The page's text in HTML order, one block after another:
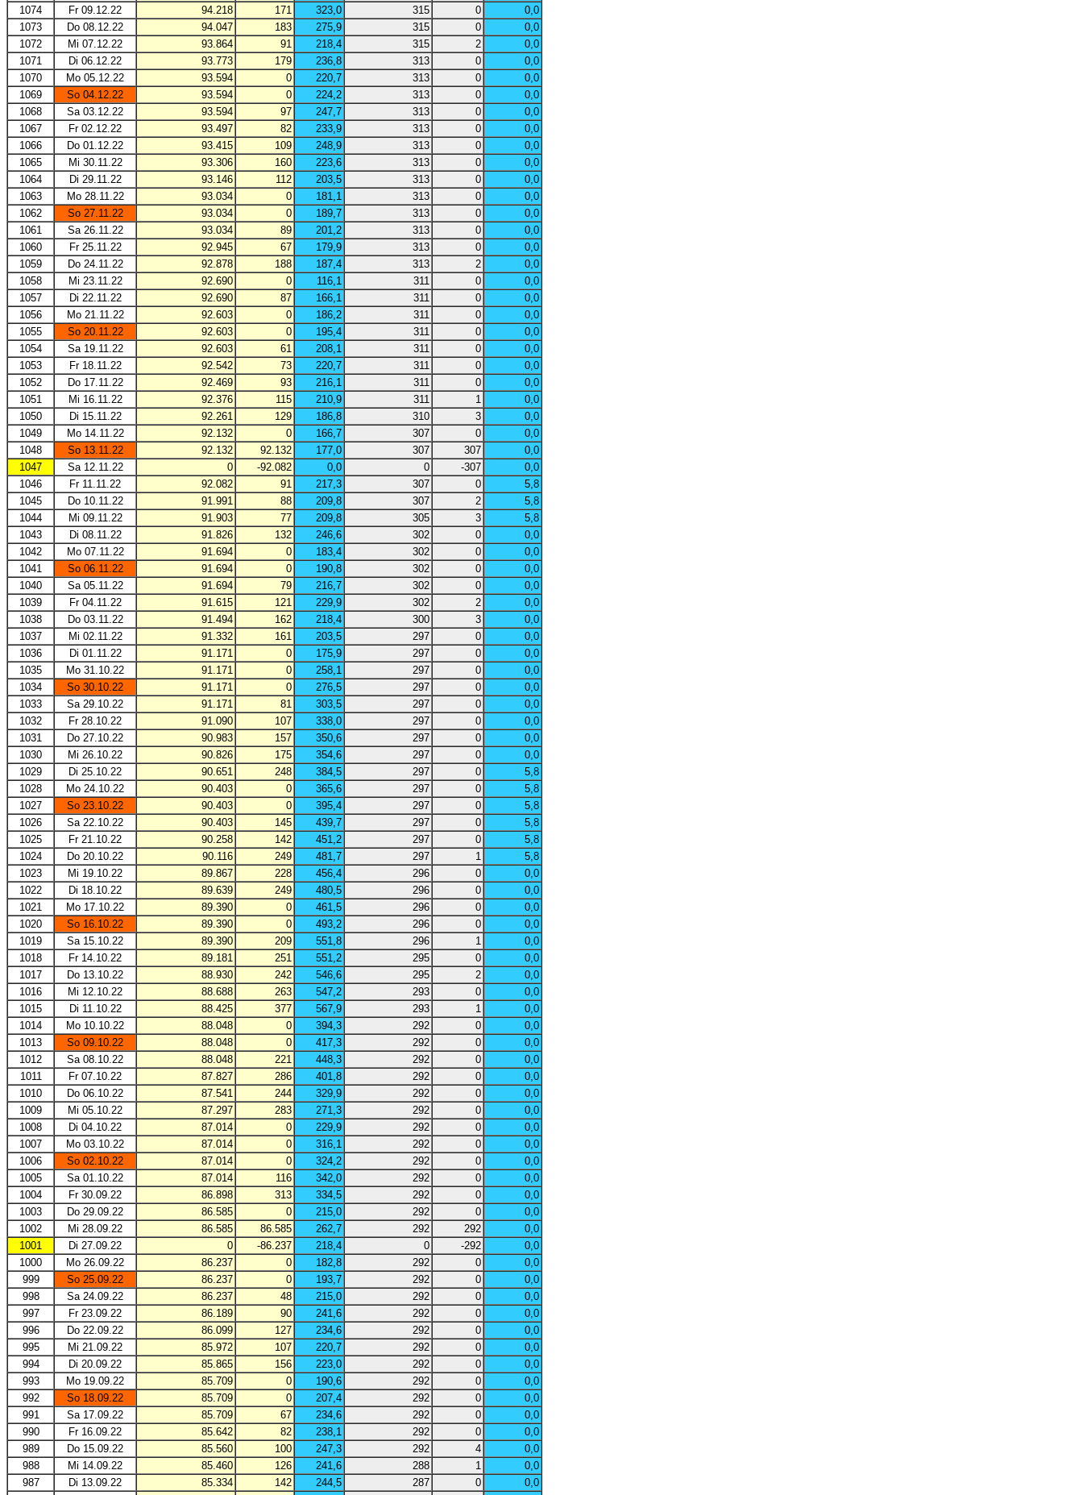
1074
Fr 09.12.22 94.218 171 323,0 315 0
0,0
1073
Do 08.12.22 94.047 183 275,9 315 0
0,0
1072
Mi 07.12.22 93.864 91 218,4 315 2
0,0
1071
Di 06.12.22 93.773 179 236,8 313 0
0,0
1070
Mo 05.12.22 93.594 0 220,7 313 0
0,0
1069
So 04.12.22 93.594 0 224,2 313 0
0,0
1068
Sa 03.12.22 93.594 97 247,7 313 0
0,0
1067
Fr 02.12.22 93.497 82 233,9 313 0
0,0
1066
Do 01.12.22 93.415 109 248,9 313 0
0,0
1065
Mi 30.11.22 93.306 160 223,6 313 0
0,0
1064
Di 29.11.22 93.146 112 203,5 313 0
0,0
1063
Mo 28.11.22 93.034 0 181,1 313 0
0,0
1062
So 27.11.22 93.034 0 189,7 313 0
0,0
1061
Sa 26.11.22 93.034 89 201,2 313 0
0,0
1060
Fr 25.11.22 92.945 67 179,9 313 0
0,0
1059
Do 24.11.22 92.878 188 187,4 313 2
0,0
1058
Mi 23.11.22 92.690 0 116,1 311 0
0,0
1057
Di 22.11.22 92.690 87 166,1 311 0
0,0
1056
Mo 21.11.22 92.603 0 186,2 311 0
0,0
1055
So 20.11.22 92.603 0 195,4 311 0
0,0
1054
Sa 19.11.22 92.603 61 208,1 311 0
0,0
1053
Fr 18.11.22 92.542 73 220,7 311 0
0,0
1052
Do 17.11.22 92.469 93 216,1 311 0
0,0
1051
Mi 16.11.22 92.376 115 210,9 311 1
0,0
1050
Di 15.11.22 92.261 129 186,8 310 3
0,0
1049
Mo 14.11.22 92.132 0 166,7 307 0
0,0
1048
So 13.11.22 92.132 92.132 177,0 307 307
0,0
1047
Sa 12.11.22 0 -92.082 0,0 0 -307
0,0
1046
Fr 11.11.22 92.082 91 217,3 307 0
5,8
1045
Do 10.11.22 91.991 88 209,8 307 2
5,8
1044
Mi 09.11.22 91.903 77 209,8 305 3
5,8
1043
Di 08.11.22 91.826 132 246,6 302 0
0,0
1042
Mo 07.11.22 91.694 0 183,4 302 0
0,0
1041
So 06.11.22 91.694 0 190,8 302 0
0,0
1040
Sa 05.11.22 91.694 79 216,7 302 0
0,0
1039
Fr 04.11.22 91.615 121 229,9 302 2
0,0
1038
Do 03.11.22 91.494 162 218,4 300 3
0,0
1037
Mi 02.11.22 91.332 161 203,5 297 0
0,0
1036
Di 01.11.22 91.171 0 175,9 297 0
0,0
1035
Mo 31.10.22 91.171 0 258,1 297 0
0,0
1034
So 30.10.22 91.171 0 276,5 297 0
0,0
1033
Sa 29.10.22 91.171 81 303,5 297 0
0,0
1032
Fr 28.10.22 91.090 107 338,0 297 0
0,0
1031
Do 27.10.22 90.983 157 350,6 297 0
0,0
1030
Mi 26.10.22 90.826 175 354,6 297 0
0,0
1029
Di 25.10.22 90.651 248 384,5 297 0
5,8
1028
Mo 24.10.22 90.403 0 365,6 297 0
5,8
1027
So 23.10.22 90.403 0 395,4 297 0
5,8
1026
Sa 22.10.22 90.403 145 439,7 297 0
5,8
1025
Fr 21.10.22 90.258 142 451,2 297 0
5,8
1024
Do 20.10.22 90.116 249 481,7 297 1
5,8
1023
Mi 19.10.22 89.867 228 456,4 296 0
0,0
1022
Di 18.10.22 89.639 249 480,5 296 0
0,0
1021
Mo 17.10.22 89.390 0 461,5 296 0
0,0
1020
So 16.10.22 89.390 0 493,2 296 0
0,0
1019
Sa 15.10.22 89.390 209 551,8 296 1
0,0
1018
Fr 14.10.22 89.181 251 551,2 295 0
0,0
1017
Do 13.10.22 88.930 242 546,6 295 2
0,0
1016
Mi 12.10.22 88.688 263 547,2 293 0
0,0
1015
Di 11.10.22 88.425 377 567,9 293 1
0,0
1014
Mo 10.10.22 88.048 0 394,3 292 0
0,0
1013
So 09.10.22 88.048 0 417,3 292 0
0,0
1012
Sa 08.10.22 88.048 221 448,3 292 0
0,0
1011
Fr 07.10.22 87.827 286 401,8 292 0
0,0
1010
Do 06.10.22 87.541 244 329,9 292 0
0,0
1009
Mi 05.10.22 87.297 283 271,3 292 0
0,0
1008
Di 04.10.22 87.014 0 229,9 292 0
0,0
1007
Mo 03.10.22 87.014 0 316,1 292 0
0,0
1006
So 02.10.22 87.014 0 324,2 292 0
0,0
1005
Sa 01.10.22 87.014 116 342,0 292 0
0,0
1004
Fr 30.09.22 86.898 313 334,5 292 0
0,0
1003
Do 29.09.22 86.585 0 215,0 292 0
0,0
1002
Mi 28.09.22 86.585 86.585 262,7 292 292
0,0
1001
Di 27.09.22 0 -86.237 218,4 0 -292
0,0
1000
Mo 26.09.22 86.237 0 182,8 292 0
0,0
999
So 25.09.22 86.237 0 193,7 292 0
0,0
998
Sa 24.09.22 86.237 48 215,0 292 0
0,0
997
Fr 23.09.22 86.189 90 241,6 292 0
0,0
996
Do 22.09.22 86.099 127 234,6 292 0
0,0
995
Mi 21.09.22 85.972 107 220,7 292 0
0,0
994
Di 20.09.22 85.865 156 223,0 292 0
0,0
993
Mo 19.09.22 85.709 0 190,6 292 0
0,0
992
So 18.09.22 85.709 0 207,4 292 0
0,0
991
Sa 17.09.22 85.709 67 234,6 292 0
0,0
990
Fr 16.09.22 85.642 82 238,1 292 0
0,0
989
Do 15.09.22 85.560 100 247,3 292 4
0,0
988
Mi 14.09.22 85.460 126 241,6 288 1
0,0
987
Di 13.09.22 85.334 142 244,5 287 0
0,0